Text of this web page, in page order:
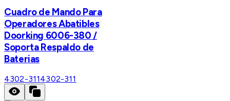
Cuadro de Mando Para
Operadores Abatibles
Doorking 6006-380 /
Soporta Respaldo de
Baterias
4302-3114302-311